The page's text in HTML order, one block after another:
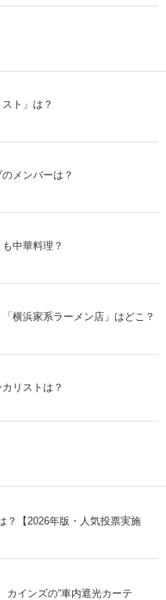
ト」は？
メンバーは？
中華料理？
横浜家系ラーメン店」はどこ？
リストは？
？【2026年版・人気投票実施
インズの“車内遮光カーテ